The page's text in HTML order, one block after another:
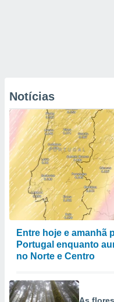
Notícias
Entre hoje e amanhã
Portugal enquanto
no Norte e Centro